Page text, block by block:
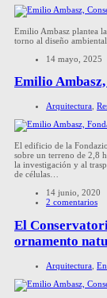
Emilio Ambasz plantea
torno al diseño
14 mayo, 2025
Emilio
Arquitectura
El edificio de la
sobre un terreno de 2,8
la investigación y al
de células…
14 junio, 2020
2 comentarios
El
ornamento
Arquitectura